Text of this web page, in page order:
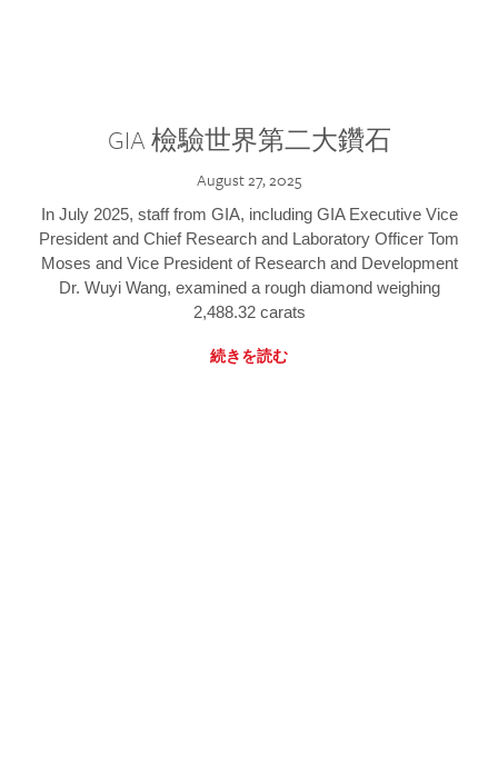
GIA 檢驗世界第二大鑽石
August 27, 2025
In July 2025, staff from GIA, including GIA Executive Vice
President and Chief Research and Laboratory Officer Tom
Moses and Vice President of Research and Development
Dr. Wuyi Wang, examined a rough diamond weighing
2,488.32 carats
続きを読む